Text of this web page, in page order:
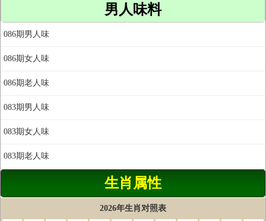
男人味料
086期男人味
086期女人味
086期老人味
083期男人味
083期女人味
083期老人味
生肖属性
2026年生肖对照表